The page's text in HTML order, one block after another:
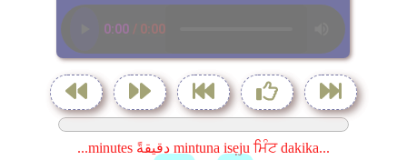
...minutes دقيقةً mintuna isẹju ਮਿੰਟ dakika...